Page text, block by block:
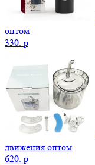
оптом
330. p
движения оптом
620. p